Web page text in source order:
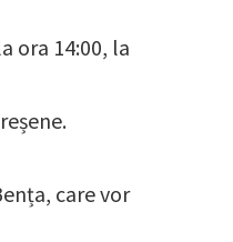
ora 14:00, la
care vor